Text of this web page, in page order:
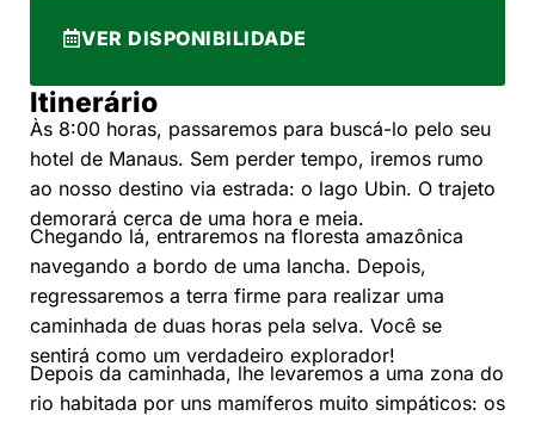
VER DISPONIBILIDADE
Itinerário
Às 8:00 horas, passaremos para buscá-lo pelo seu
hotel de Manaus. Sem perder tempo, iremos rumo
ao nosso destino via estrada: o lago Ubin. O trajeto
demorará cerca de uma hora e meia.
Chegando lá, entraremos na floresta amazônica
navegando a bordo de uma lancha. Depois,
regressaremos a terra firme para realizar uma
caminhada de duas horas pela selva. Você se
sentirá como um verdadeiro explorador!
Depois da caminhada, lhe levaremos a uma zona do
rio habitada por uns mamíferos muito simpáticos: os